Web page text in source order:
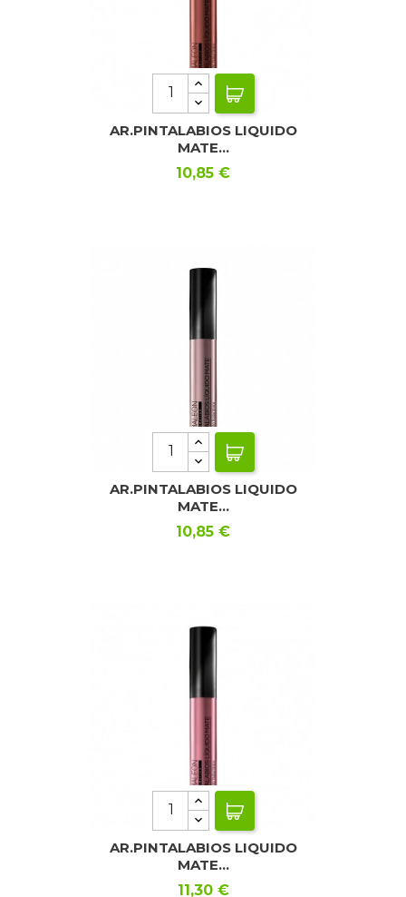
AR.PINTALABIOS LIQUIDO
MATE...
Precio
10,85 €
AR.PINTALABIOS LIQUIDO
MATE...
Precio
10,85 €
AR.PINTALABIOS LIQUIDO
MATE...
Precio
11,30 €